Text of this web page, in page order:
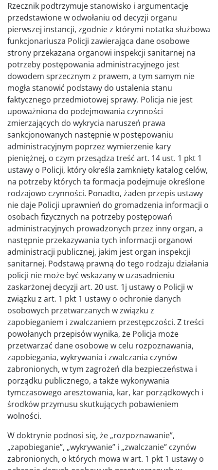
Rzecznik podtrzymuje stanowisko i argumentację
przedstawione w odwołaniu od decyzji organu
pierwszej instancji, zgodnie z którymi notatka służbowa
funkcjonariusza Policji zawierająca dane osobowe
strony przekazana organowi inspekcji sanitarnej na
potrzeby postępowania administracyjnego jest
dowodem sprzecznym z prawem, a tym samym nie
mogła stanowić podstawy do ustalenia stanu
faktycznego przedmiotowej sprawy. Policja nie jest
upoważniona do podejmowania czynności
zmierzających do wykrycia naruszeń prawa
sankcjonowanych następnie w postępowaniu
administracyjnym poprzez wymierzenie kary
pieniężnej, o czym przesądza treść art. 14 ust. 1 pkt 1
ustawy o Policji, który określa zamknięty katalog celów,
na potrzeby których ta formacja podejmuje określone
rodzajowo czynności. Ponadto, żaden przepis ustawy
nie daje Policji uprawnień do gromadzenia informacji o
osobach fizycznych na potrzeby postępowań
administracyjnych prowadzonych przez inny organ, a
następnie przekazywania tych informacji organowi
administracji publicznej, jakim jest organ inspekcji
sanitarnej. Podstawą prawną do tego rodzaju działania
policji nie może być wskazany w uzasadnieniu
zaskarżonej decyzji art. 20 ust. 1j ustawy o Policji w
związku z art. 1 pkt 1 ustawy o ochronie danych
osobowych przetwarzanych w związku z
zapobieganiem i zwalczaniem przestępczości. Z treści
powołanych przepisów wynika, że Policja może
przetwarzać dane osobowe w celu rozpoznawania,
zapobiegania, wykrywania i zwalczania czynów
zabronionych, w tym zagrożeń dla bezpieczeństwa i
porządku publicznego, a także wykonywania
tymczasowego aresztowania, kar, kar porządkowych i
środków przymusu skutkujących pobawieniem
wolności.
W doktrynie podnosi się, że „rozpoznawanie”,
„zapobieganie”, „wykrywanie” i „zwalczanie” czynów
zabronionych, o których mowa w art. 1 pkt 1 ustawy o